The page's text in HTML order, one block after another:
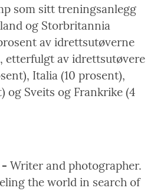
som sitt treningsanlegg
og Storbritannia
av idrettsutøverne
etterfulgt av idrettsutøvere
Italia (10 prosent),
og Sveits og Frankrike (4
- Writer and photographer.
the world in search of